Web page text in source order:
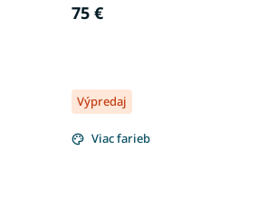
75 €
Výpredaj
Viac farieb